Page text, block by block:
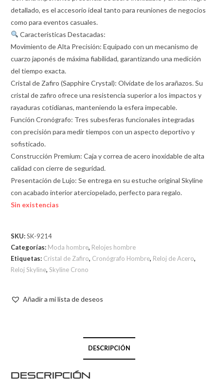
detallado, es el accesorio ideal tanto para reuniones de negocios
como para eventos casuales.
Características Destacadas:
Movimiento de Alta Precisión: Equipado con un mecanismo de
cuarzo japonés de máxima fiabilidad, garantizando una medición
del tiempo exacta.
Cristal de Zafiro (Sapphire Crystal): Olvídate de los arañazos. Su
cristal de zafiro ofrece una resistencia superior a los impactos y
rayaduras cotidianas, manteniendo la esfera impecable.
Función Cronógrafo: Tres subesferas funcionales integradas
con precisión para medir tiempos con un aspecto deportivo y
sofisticado.
Construcción Premium: Caja y correa de acero inoxidable de alta
calidad con cierre de seguridad.
Presentación de Lujo: Se entrega en su estuche original Skyline
con acabado interior aterciopelado, perfecto para regalo.
Sin existencias
SKU:SK-9214
Categorías: Moda hombre, Relojes hombre
Etiquetas: Cristal de Zafiro, Cronógrafo Hombre, Reloj de Acero,
Reloj Skyline,Skyline Crono
Añadir a mi lista de deseos
DESCRIPCIÓN
Descripción